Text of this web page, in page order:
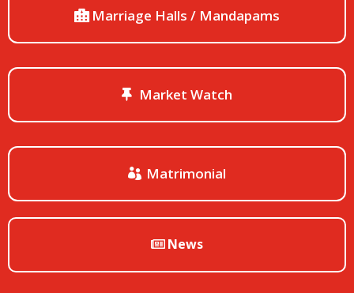
Marriage Halls / Mandapams
Market Watch
Matrimonial
News